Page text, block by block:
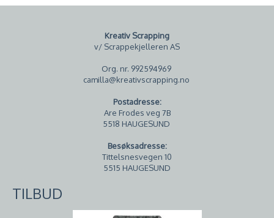
Kreativ Scrapping
v/ Scrappekjelleren AS
Org. nr. 992594969
camilla@kreativscrapping.no
Postadresse:
Are Frodes veg 7B
5518 HAUGESUND
Besøksadresse:
Tittelsnesvegen 10
5515 HAUGESUND
TILBUD